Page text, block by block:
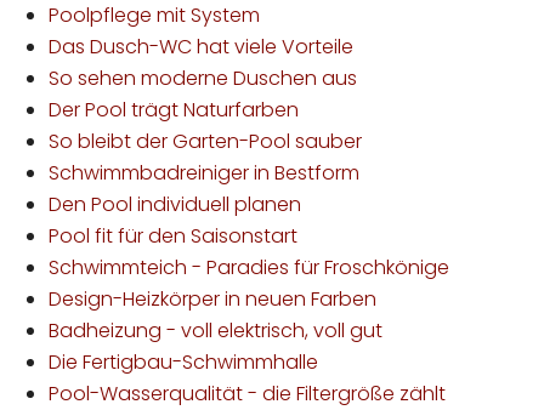
Poolpflege mit System
Das Dusch-WC hat viele Vorteile
So sehen moderne Duschen aus
Der Pool trägt Naturfarben
So bleibt der Garten-Pool sauber
Schwimmbadreiniger in Bestform
Den Pool individuell planen
Pool fit für den Saisonstart
Schwimmteich - Paradies für Froschkönige
Design-Heizkörper in neuen Farben
Badheizung - voll elektrisch, voll gut
Die Fertigbau-Schwimmhalle
Pool-Wasserqualität - die Filtergröße zählt